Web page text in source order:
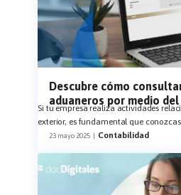
Descubre cómo
aduaneros por medio
Si tu empresa realiza actividades
exterior, es fundamental que
23 mayo 2025 | Contabilidad